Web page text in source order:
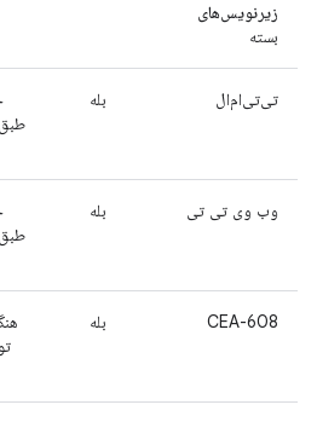
زیرنویس‌های
بسته
تی‌تی‌ام‌ال بله
وب وی تی تی بله
CEA-608 بله